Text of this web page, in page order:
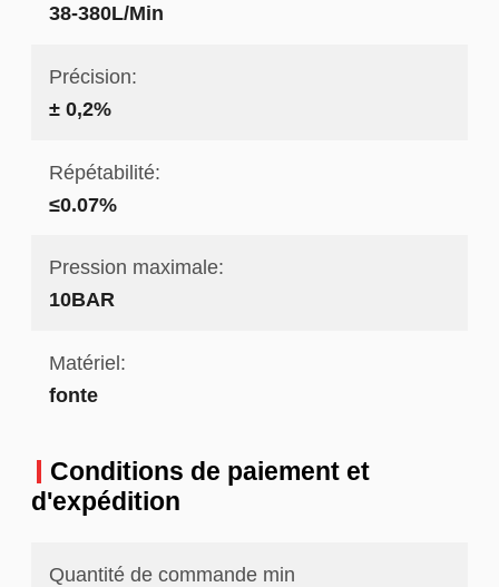
38-380L/Min
Précision:
± 0,2%
Répétabilité:
≤0.07%
Pression maximale:
10BAR
Matériel:
fonte
Conditions de paiement et
d'expédition
Quantité de commande min